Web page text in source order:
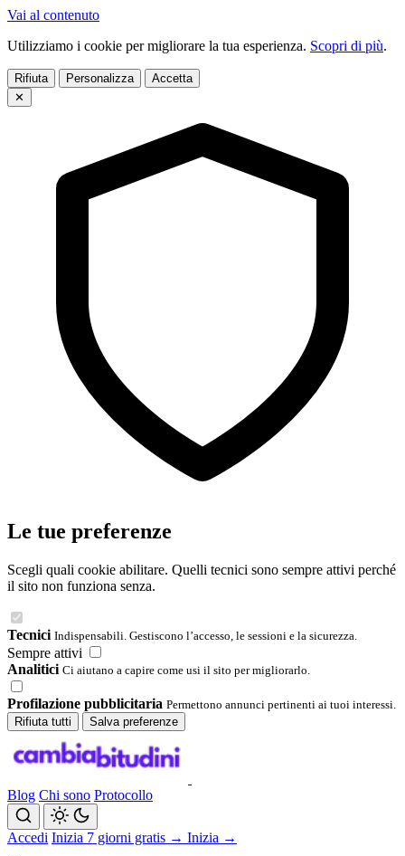
Vai al contenuto
Utilizziamo i cookie per migliorare la tua esperienza. Scopri di più.
Rifiuta Personalizza
Accetta
✕
Le tue preferenze
Scegli quali cookie abilitare. Quelli tecnici sono sempre attivi perché
il sito non funziona senza.
Tecnici Indispensabili. Gestiscono l’accesso, le sessioni e la sicurezza.
Sempre attivi
Analitici Ci aiutano a capire come usi il sito per migliorarlo.
Profilazione pubblicitaria Permettono annunci pertinenti ai tuoi interessi.
Rifiuta tutti
Salva preferenze
Blog Chi sono Protocollo
Accedi Inizia 7 giorni gratis → Inizia →